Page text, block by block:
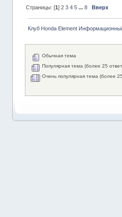
Страницы: [1] 2 3 4 5 ... 8 Вверх
Клуб Honda Element
Обычная тема
Популярная тема (более 25
Очень популярная тема (более